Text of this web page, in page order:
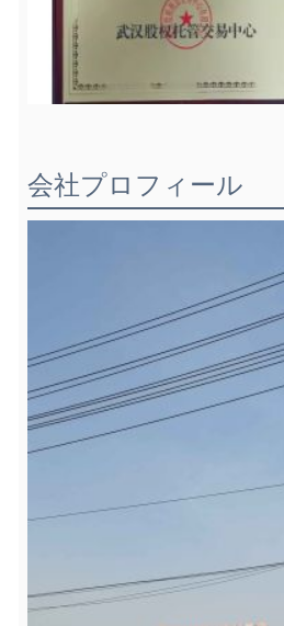
会社プロフィール